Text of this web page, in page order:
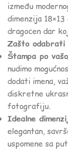
između
dimenzija
dragocen dar
Zašto odabrati
Štampa po
nudimo
dodati imena,
diskretne
fotografiju.
Idealne
elegantan,
uspomene sa